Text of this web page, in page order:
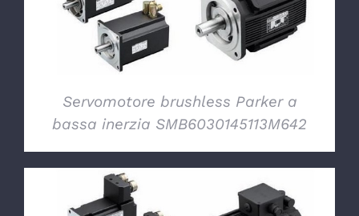
Servomotore brushless Parker a
bassa inerzia SMB6030145113M642